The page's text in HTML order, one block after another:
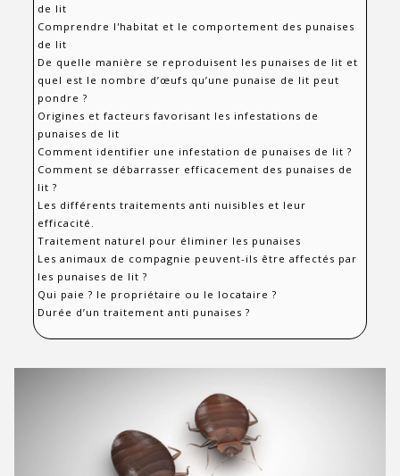
de lit
Comprendre l'habitat et le comportement des punaises
de lit
De quelle manière se reproduisent les punaises de lit et
quel est le nombre d’œufs qu’une punaise de lit peut
pondre ?
Origines et facteurs favorisant les infestations de
punaises de lit
Comment identifier une infestation de punaises de lit ?
Comment se débarrasser efficacement des punaises de
lit ?
Les différents traitements anti nuisibles et leur
efficacité.
Traitement naturel pour éliminer les punaises
Les animaux de compagnie peuvent-ils être affectés par
les punaises de lit ?
Qui paie ? le propriétaire ou le locataire ?
Durée d’un traitement anti punaises ?